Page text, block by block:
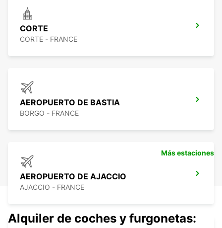
CORTE
CORTE - FRANCE
AEROPUERTO DE BASTIA
BORGO - FRANCE
AEROPUERTO DE AJACCIO
AJACCIO - FRANCE
Más estaciones
Alquiler de coches y furgonetas: